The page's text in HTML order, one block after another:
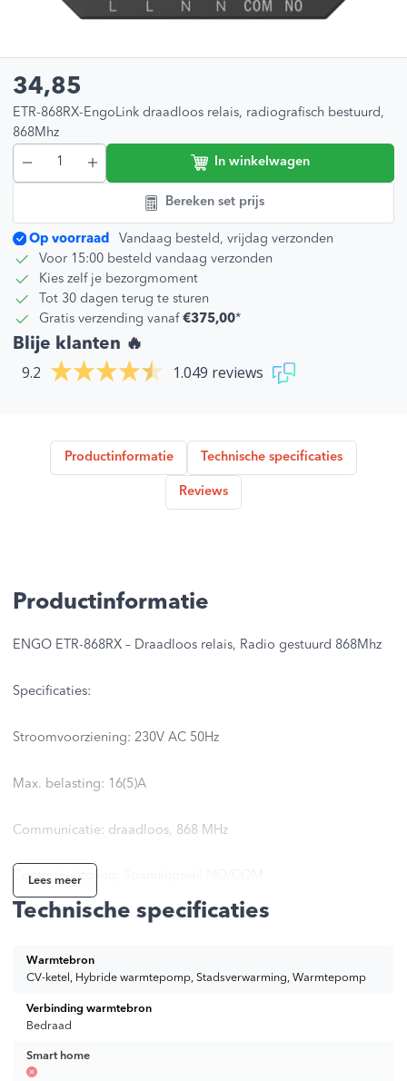
34,85
ETR-868RX-EngoLink draadloos relais, radiografisch bestuurd,
868Mhz
In winkelwagen
Bereken set prijs
Op voorraad
Vandaag besteld, vrijdag verzonden
Voor 15:00 besteld vandaag verzonden
Kies zelf je bezorgmoment
Tot 30 dagen terug te sturen
Gratis verzending vanaf €375,00*
Blije klanten 🔥
9.2 1.049 reviews
Productinformatie Technische specificaties
Reviews
Productinformatie
ENGO ETR-868RX – Draadloos relais, Radio gestuurd 868Mhz
Specificaties:
Stroomvoorziening: 230V AC 50Hz
Max. belasting: 16(5)A
Communicatie: draadloos, 868 MHz
Controle-uitgang: Spanningsvrij NO/COM
Afmetingen [мм]: 46 x 46 x 24
• draadloze bediening van aan/uit-apparaten zoals
circulatiepompen
Lees meer
Technische specificaties
Warmtebron
CV-ketel, Hybride warmtepomp, Stadsverwarming, Warmtepomp
Verbinding warmtebron
Bedraad
Smart home